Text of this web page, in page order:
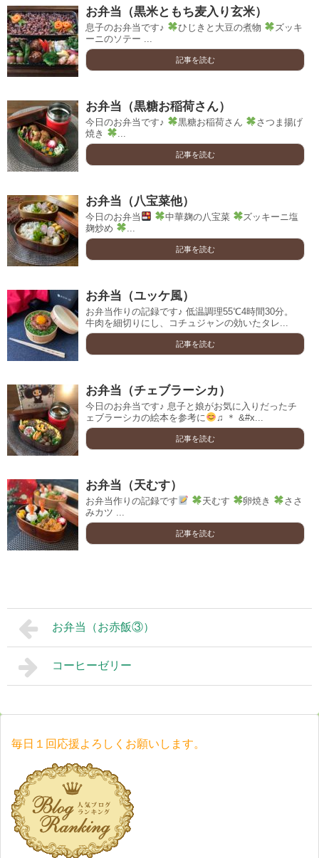
お弁当（黒米ともち麦入り玄米）
息子のお弁当です♪ ひじきと大豆の煮物
ズッキ
ーニのソテー ...
記事を読む
お弁当（黒糖お稲荷さん）
今日のお弁当です♪ 黒糖お稲荷さん
さつま揚げ
焼き
記事を読む
お弁当（八宝菜他）
今日のお弁当 中華麹の八宝菜
ズッキーニ塩
麹炒め
記事を読む
お弁当（ユッケ風）
お弁当作りの記録です♪ 低温調理55℃4時間30分。
牛肉を細切りにし、コチュジャンの効いたタレ...
記事を読む
お弁当（チェブラーシカ）
今日のお弁当です♪ 息子と娘がお気に入りだったチ
ェブラーシカの絵本を参考に
♫ ＊ &#x...
記事を読む
お弁当（天むす）
お弁当作りの記録です 天むす 卵焼き
ささ
みカツ ...
記事を読む
お弁当（お赤飯③）
コーヒーゼリー
毎日１回応援よろしくお願いします。